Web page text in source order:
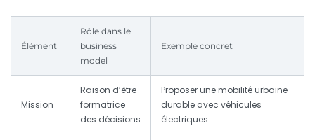
Élément
Rôle dans le
business
model
Exemple concret
Mission
Raison d’être
formatrice
des décisions
Proposer une mobilité urbaine
durable avec véhicules
électriques